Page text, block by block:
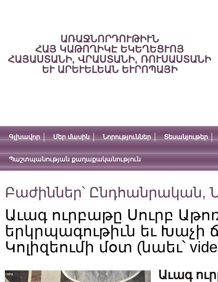
ԱՌԱՋՆՈՐԴՈՒԹԻՒՆ
ՀԱՅ ԿԱԹՈՂԻԿԷ ԵԿԵՂԵՑՒՈՅ
ՀԱՅԱՍՏԱՆԻ, ՎՐԱՍՏԱՆԻ, ՌՈՒՍԱՍՏԱՆԻ
ԵՒ ԱՐԵՒԵԼԵԱՆ ԵՒՐՈՊԱՅԻ
Գլխավոր Մեր մասին Նորություններ Տեսանյութեր
Պաշտպանության քաղաքականություն
Բաժիններ՝ Ընդհանրական,
Աւագ ուրբաթը Սուրբ
երկրպագութիւն եւ
Կոլիզեումի մօտ (նաեւ՝
Աւագ